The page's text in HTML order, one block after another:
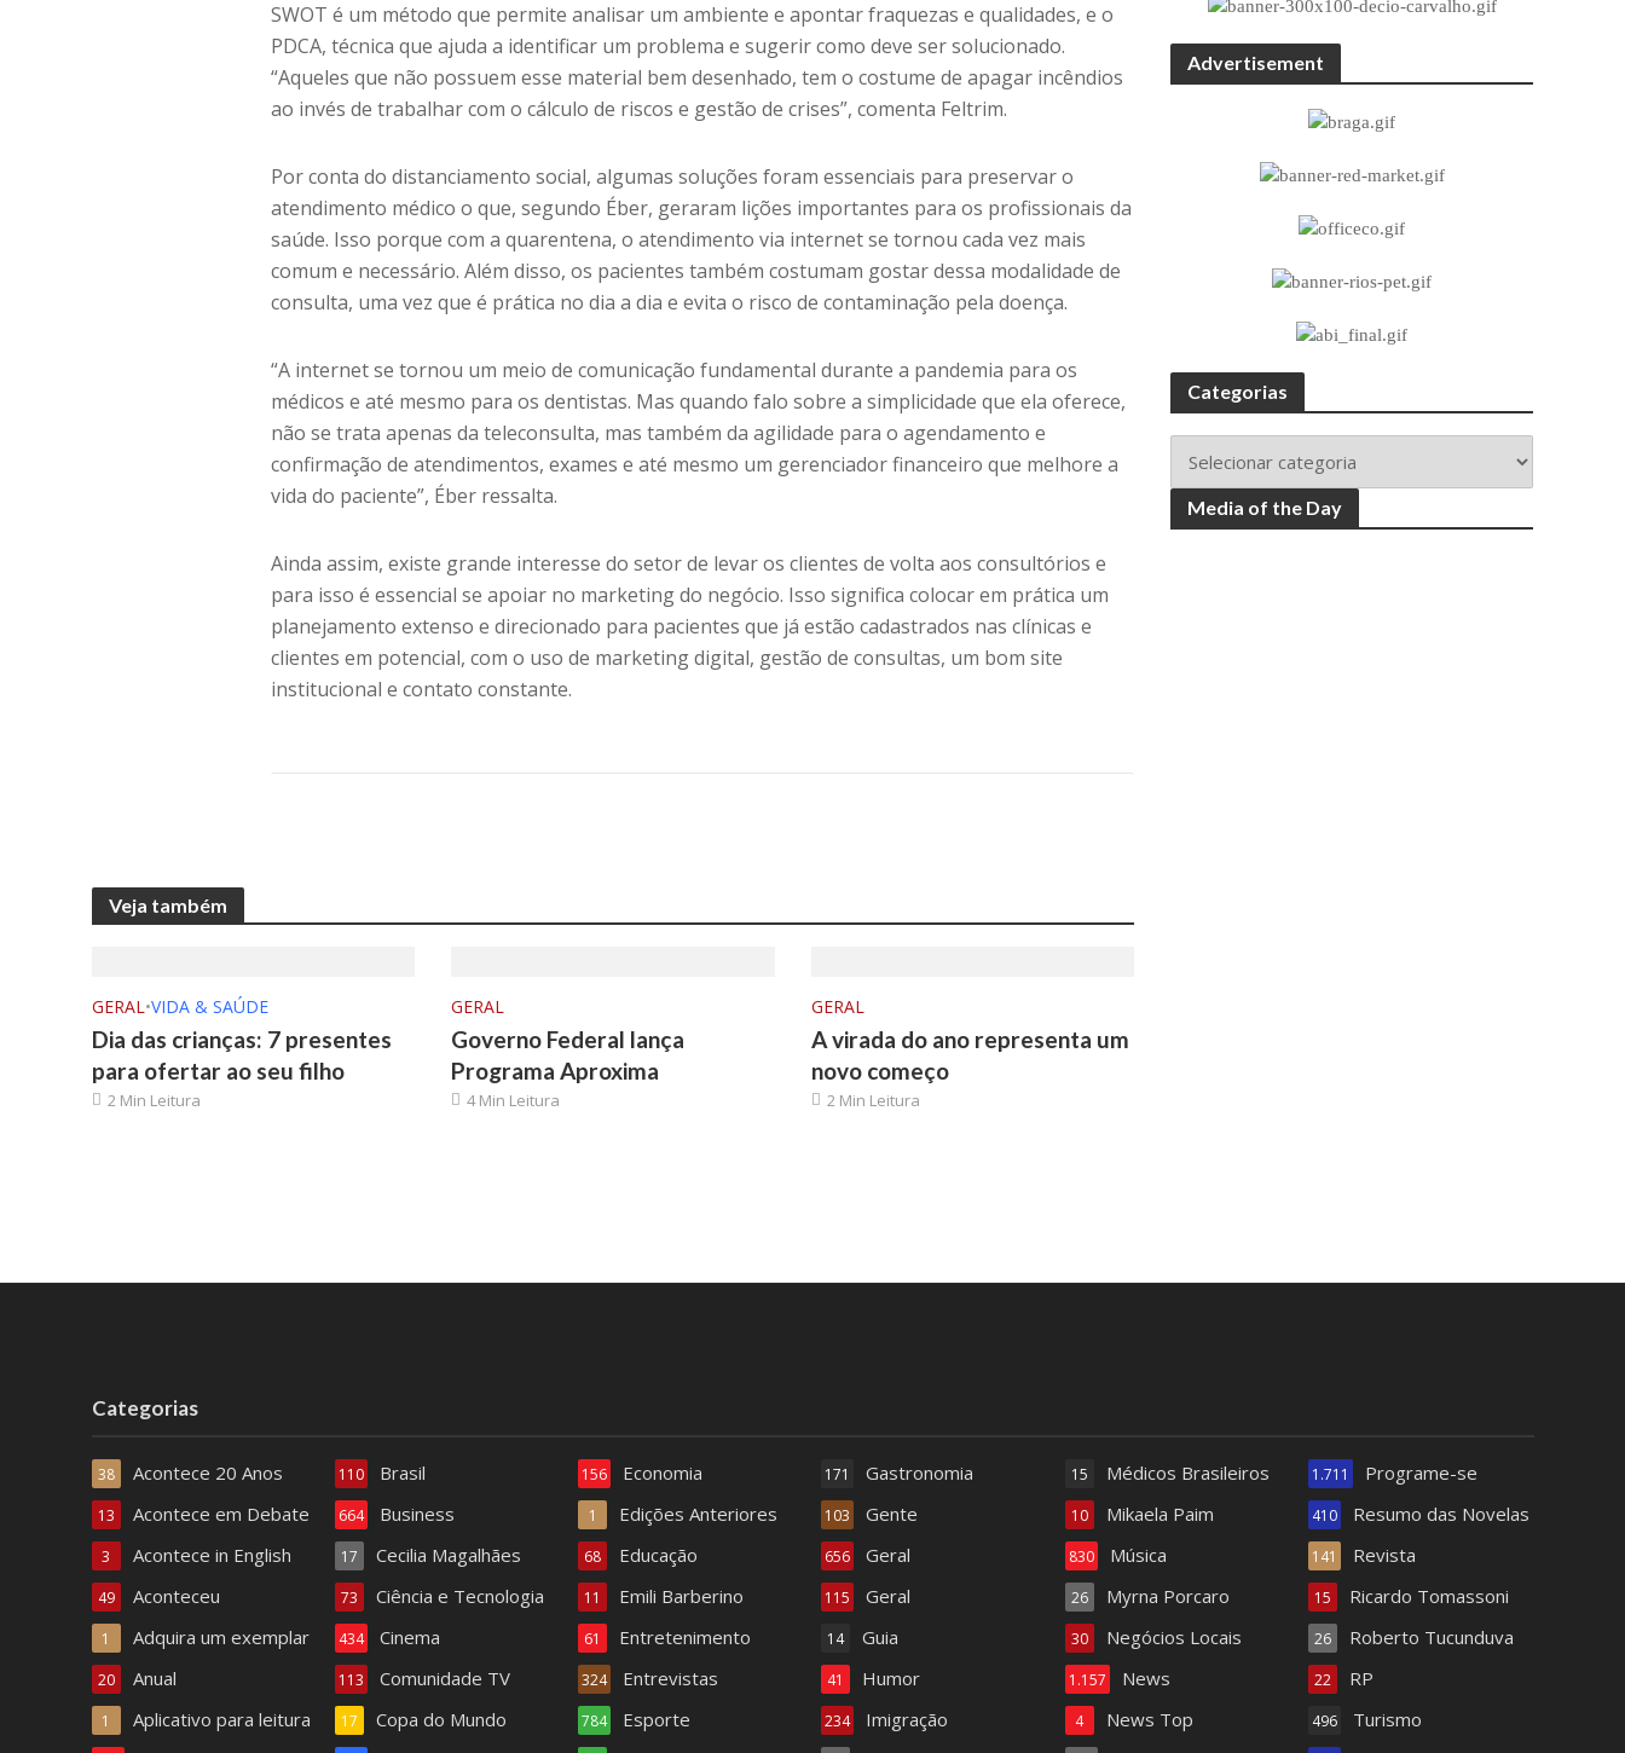
SWOT é um método que permite analisar um ambiente e apontar fraquezas e qualidades, e o
PDCA, técnica que ajuda a identificar um problema e sugerir como deve ser solucionado.
“Aqueles que não possuem esse material bem desenhado, tem o costume de apagar incêndios
ao invés de trabalhar com o cálculo de riscos e gestão de crises”, comenta Feltrim.
Por conta do distanciamento social, algumas soluções foram essenciais para preservar o
atendimento médico o que, segundo Éber, geraram lições importantes para os profissionais da
saúde. Isso porque com a quarentena, o atendimento via internet se tornou cada vez mais
comum e necessário. Além disso, os pacientes também costumam gostar dessa modalidade de
consulta, uma vez que é prática no dia a dia e evita o risco de contaminação pela doença.
“A internet se tornou um meio de comunicação fundamental durante a pandemia para os
médicos e até mesmo para os dentistas. Mas quando falo sobre a simplicidade que ela oferece,
não se trata apenas da teleconsulta, mas também da agilidade para o agendamento e
confirmação de atendimentos, exames e até mesmo um gerenciador financeiro que melhore a
vida do paciente”, Éber ressalta.
Ainda assim, existe grande interesse do setor de levar os clientes de volta aos consultórios e
para isso é essencial se apoiar no marketing do negócio. Isso significa colocar em prática um
planejamento extenso e direcionado para pacientes que já estão cadastrados nas clínicas e
clientes em potencial, com o uso de marketing digital, gestão de consultas, um bom site
institucional e contato constante.
Veja também
GERAL•VIDA & SAÚDE
Dia das crianças: 7 presentes
para ofertar ao seu filho
2 Min Leitura
GERAL
Governo Federal lança
Programa Aproxima
4 Min Leitura
GERAL
A virada do ano representa um
novo começo
2 Min Leitura
Advertisement
Categorias
Media of the Day
Categorias
Acontece 20 Anos
38
Acontece em Debate
13
Acontece in English
3
Aconteceu
49
Adquira um exemplar
1
Anual
20
Aplicativo para leitura
1
Brasil
110
Business
664
Cecilia Magalhães
17
Ciência e Tecnologia
73
Cinema
434
Comunidade TV
113
Copa do Mundo
17
Economia
156
Edições Anteriores
1
Educação
68
Emili Barberino
11
Entretenimento
61
Entrevistas
324
Esporte
784
Gastronomia
171
Gente
103
Geral
656
Geral
115
Guia
14
Humor
41
Imigração
234
Médicos Brasileiros
15
Mikaela Paim
10
Música
830
Myrna Porcaro
26
Negócios Locais
30
News
1.157
News Top
4
Programe-se
1.711
Resumo das Novelas
410
Revista
141
Ricardo Tomassoni
15
Roberto Tucunduva
26
RP
22
Turismo
496